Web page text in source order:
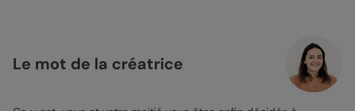
Le mot de la créatrice